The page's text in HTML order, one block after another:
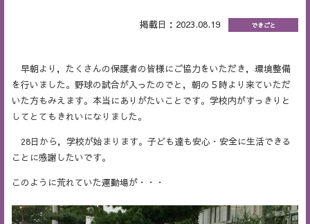
掲載日：2023.08.19 できごと
早朝より，たくさんの保護者の皆様にご協力をいただき，環境整備
を行いました。野球の試合が入ったのでと，朝の５時より来ていただ
いた方もみえます。本当にありがたいことです。学校内がすっきりと
してとてもきれいになりました。
28日から，学校が始まります。子ども達も安心・安全に生活できる
ことに感謝したいです。
このように荒れていた運動場が・・・